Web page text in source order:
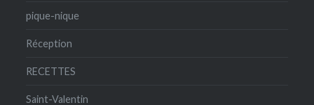
pique-nique
Réception
RECETTES
Saint-Valentin